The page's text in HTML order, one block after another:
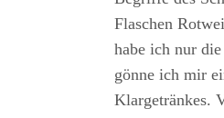
Flaschen
habe ich nur
gönne ich mir
Klargetränkes.